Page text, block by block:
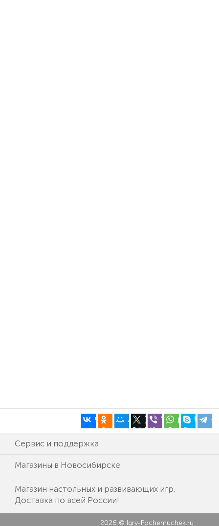
Сервис и поддержка
Магазины в Новосибирске
Магазин настольных и развивающих игр.
Доставка по всей России!
2026 © Igry-Pochemuchek.ru